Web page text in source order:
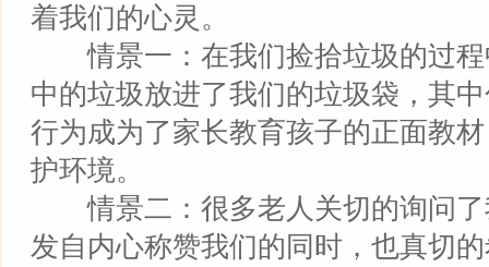
着我们的心灵。
情景一：在我们捡拾垃圾的过程
中的垃圾放进了我们的垃圾袋，其
行为成为了家长教育孩子的正面教
护环境。
情景二：很多老人关切的询问了
发自内心称赞我们的同时，也真切